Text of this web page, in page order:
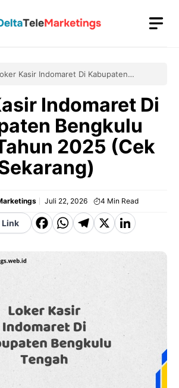
Kasir Indomaret Di Kabupaten
Indomaret Di
Bengkulu
2025 (Cek
Juli 22, 2026 4 Min Read
Link
F
e
o
o
k
W
a
t
s
A
p
p
T
g
a
m
X Li
k
e